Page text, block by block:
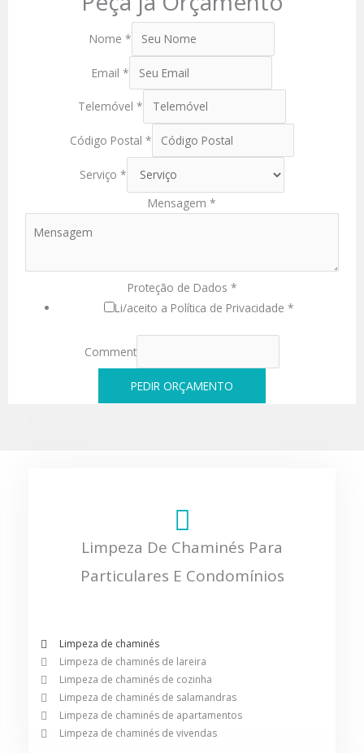
Nome*
Email*
Telemóvel*
Código Postal *
Serviço*
Mensagem *
Proteção de Dados *
Li/aceito a Política de Privacidade *
Comment
PEDIR ORÇAMENTO
Limpeza De Chaminés Para
Particulares E Condomínios
Limpeza de chaminés
Limpeza de chaminés de lareira
Limpeza de chaminés de cozinha
Limpeza de chaminés de salamandras
Limpeza de chaminés de apartamentos
Limpeza de chaminés de vivendas